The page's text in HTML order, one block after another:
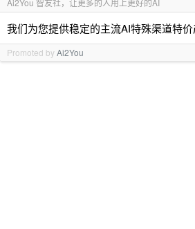
Ai2You 智友社，让更多的人用上更好的AI
我们为您提供稳定的主流AI特殊渠道特价
Promoted byAi2You